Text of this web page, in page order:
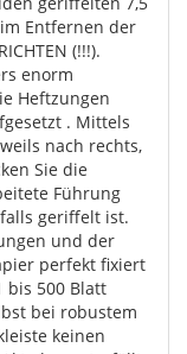
Entfernen der
(!!!).
enorm
Heftzungen
. Mittels
nach rechts,
Sie die
Führung
geriffelt ist.
und der
perfekt fixiert
bis 500 Blatt
bei robustem
keinen